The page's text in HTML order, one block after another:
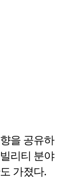
을 공유하
리티 분야
가졌다.